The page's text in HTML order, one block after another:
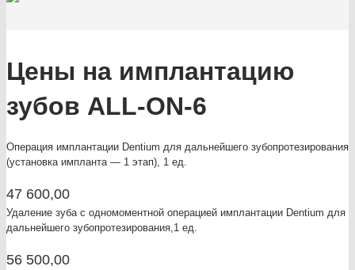
Цены на имплантацию
зубов ALL-ON-6
Операция имплантации Dentium для дальнейшего зубопротезирования
(установка импланта — 1 этап), 1 ед.
47 600,00
Удаление зуба с одномоментной операцией имплантации Dentium для
дальнейшего зубопротезирования,1 ед.
56 500,00